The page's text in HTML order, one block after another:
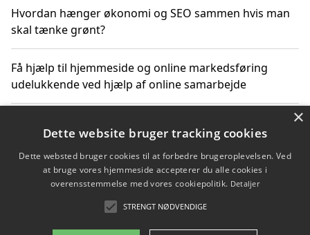
Hvordan hænger økonomi og SEO sammen hvis man
skal tænke grønt?
Få hjælp til hjemmeside og online markedsføring
udelukkende ved hjælp af online samarbejde
byoplevelser i København
Sådan kan online møder for virksomheder fremme
×
Dette website bruger tracking cookies
Dette websted bruger cookies til at forbedre brugeroplevelsen. Ved
at bruge vores hjemmeside accepterer du alle cookies i
overensstemmelse med vores cookiepolitik. Detaljer
STRENGT NØDVENDIGE